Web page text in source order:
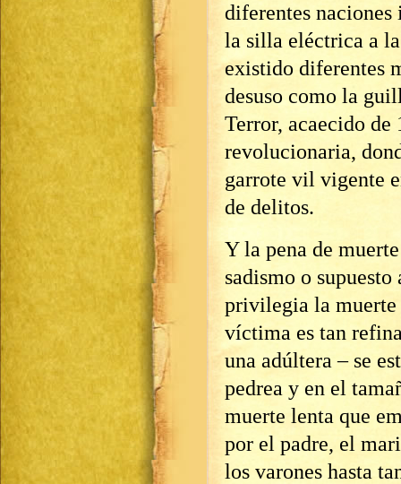
diferentes
la silla eléctrica a
existido diferentes
desuso como la
Terror, acaecido de
revolucionaria,
garrote vil vigente
de delitos.
Y la pena de
sadismo o
privilegia la
víctima es tan
una adúltera – se
pedrea y en el
muerte lenta que
por el padre, el
los varones hasta